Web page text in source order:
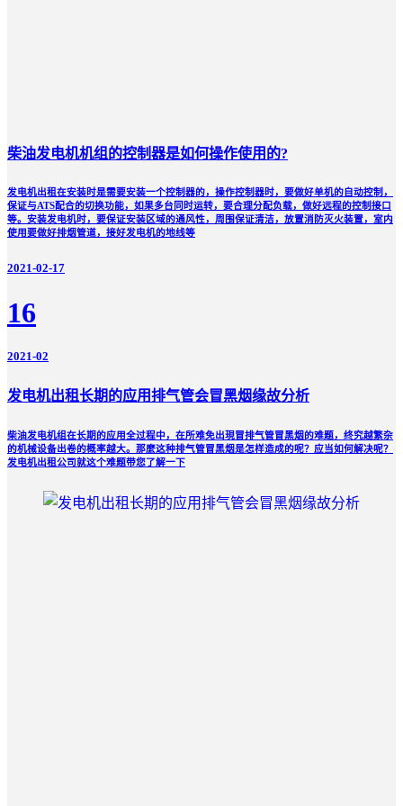
柴油发电机机组的控制器是如何操作使用的?
发电机出租在安装时是需要安装一个控制器的，操作控制器时，要做好单机的自动控制，
保证与ATS配合的切换功能，如果多台同时运转，要合理分配负载，做好远程的控制接口
等。安装发电机时，要保证安装区域的通风性，周围保证清洁，放置消防灭火装置，室内
使用要做好排烟管道，接好发电机的地线等
2021-02-17
16
2021-02
发电机出租长期的应用排气管会冒黑烟缘故分析
柴油发电机组在长期的应用全过程中，在所难免出現冒排气管冒黑烟的难题，终究越繁杂
的机械设备出卷的概率越大。那麼这种排气管冒黑烟是怎样造成的呢？应当如何解决呢？
发电机出租公司就这个难题带您了解一下